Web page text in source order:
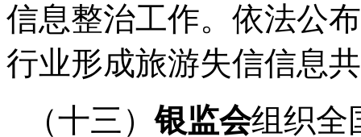
信息整治工作。依法公
行业形成旅游失信信息
（十三）银监会组织全